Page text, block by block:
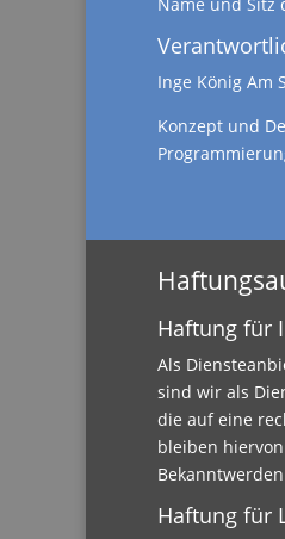
Inge König Am
Konzept und
Haftung für
Als
sind wir als
die auf eine
bleiben
Haftung für